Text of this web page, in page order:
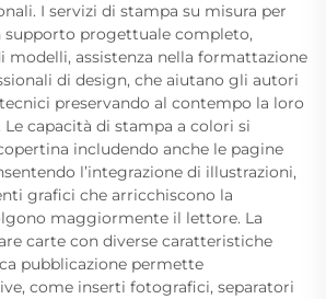
I servizi di stampa su misura per
supporto progettuale completo,
modelli, assistenza nella formattazione
di design, che aiutano gli autori
preservando al contempo la loro
capacità di stampa a colori si
includendo anche le pagine
l’integrazione di illustrazioni,
grafici che arricchiscono la
maggiormente il lettore. La
carte con diverse caratteristiche
pubblicazione permette
come inserti fotografici, separatori